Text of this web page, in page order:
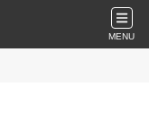
MENU